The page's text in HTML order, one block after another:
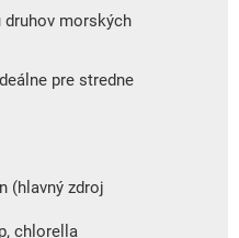
druhov morských
pre stredne
(hlavný zdroj
chlorella